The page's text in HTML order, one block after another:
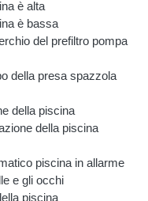
è alta
è bassa
del prefiltro pompa
della presa spazzola
della piscina
della piscina
piscina in allarme
e gli occhi
piscina